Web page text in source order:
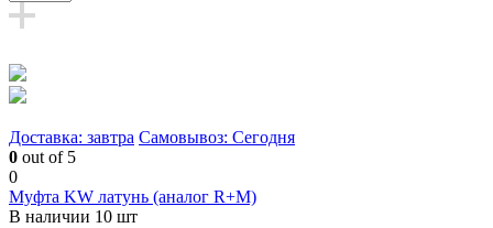
Доставка: завтра Самовывоз: Сегодня
0 out of 5
0
Муфта KW латунь (аналог R+M)
В наличии 10 шт